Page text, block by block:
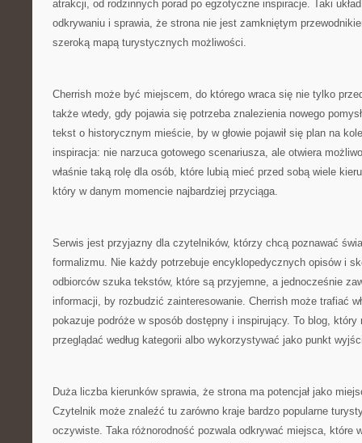
atrakcji, od rodzinnych porad po egzotyczne inspiracje. Taki
odkrywaniu i sprawia, że strona nie jest zamkniętym
szeroką mapą turystycznych możliwości.
Cherrish może być miejscem, do którego wraca się nie tylko
także wtedy, gdy pojawia się potrzeba znalezienia nowego
tekst o historycznym mieście, by w głowie pojawił się plan na
inspiracja: nie narzuca gotowego scenariusza, ale otwiera
właśnie taką rolę dla osób, które lubią mieć przed sobą wiele
który w danym momencie najbardziej przyciąga.
Serwis jest przyjazny dla czytelników, którzy chcą poznawać
formalizmu. Nie każdy potrzebuje encyklopedycznych opisów i
odbiorców szuka tekstów, które są przyjemne, a jednocześnie
informacji, by rozbudzić zainteresowanie. Cherrish może trafiać
pokazuje podróże w sposób dostępny i inspirujący. To blog,
przeglądać według kategorii albo wykorzystywać jako punkt
Duża liczba kierunków sprawia, że strona ma potencjał jako
Czytelnik może znaleźć tu zarówno kraje bardzo popularne
oczywiste. Taka różnorodność pozwala odkrywać miejsca, które